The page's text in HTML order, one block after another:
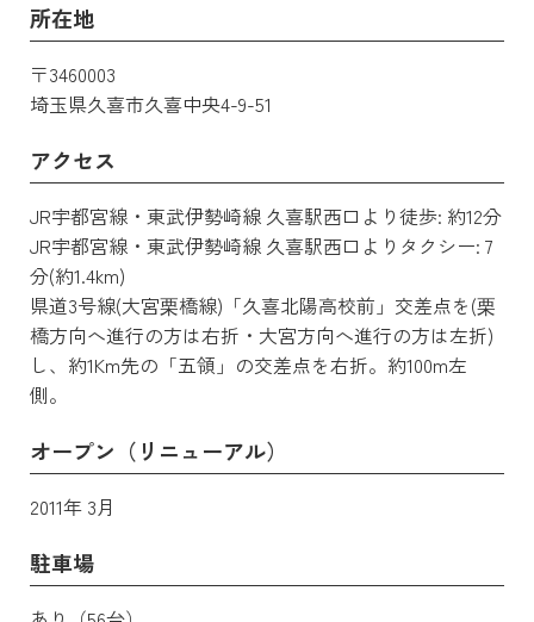
所在地
〒3460003
埼玉県久喜市久喜中央4-9-51
アクセス
JR宇都宮線・東武伊勢崎線 久喜駅西口より徒歩: 約12分
JR宇都宮線・東武伊勢崎線 久喜駅西口よりタクシー: 7
分(約1.4km)
県道3号線(大宮栗橋線)「久喜北陽高校前」交差点を(栗
橋方向へ進行の方は右折・大宮方向へ進行の方は左折)
し、約1Km先の「五領」の交差点を右折。約100m左
側。
オープン（リニューアル）
2011年 3月
駐車場